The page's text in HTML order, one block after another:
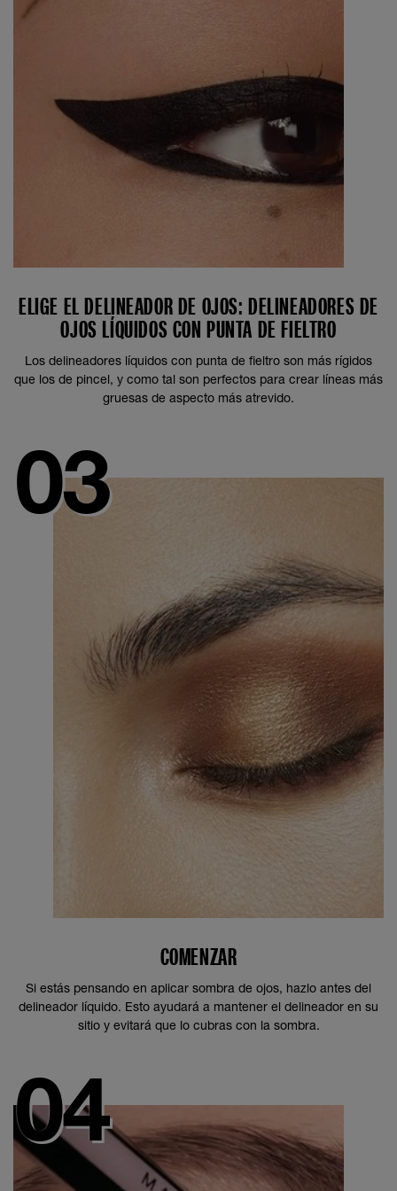
ELIGE EL DELINEADOR DE OJOS: DELINEADORES DE
OJOS LÍQUIDOS CON PUNTA DE FIELTRO
Los delineadores líquidos con punta de fieltro son más rígidos
que los de pincel, y como tal son perfectos para crear líneas más
gruesas de aspecto más atrevido.
COMENZAR
Si estás pensando en aplicar sombra de ojos, hazlo antes del
delineador líquido. Esto ayudará a mantener el delineador en su
sitio y evitará que lo cubras con la sombra.